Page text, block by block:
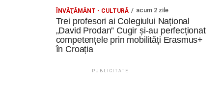
ÎNVĂŢĂMÂNT - CULTURĂ acum 2 zile
Trei profesori ai Colegiului Național
„David Prodan” Cugir și-au perfecționat
competențele prin mobilități Erasmus+
în Croația
PUBLICITATE